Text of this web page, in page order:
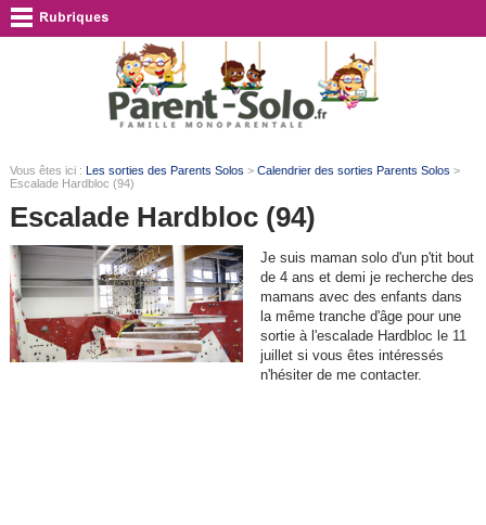
Vous êtes ici : Les sorties des Parents Solos > Calendrier des sorties Parents Solos >
Escalade Hardbloc (94)
Escalade Hardbloc (94)
Je suis maman solo d'un p'tit bout
de 4 ans et demi je recherche des
mamans avec des enfants dans
la même tranche d'âge pour une
sortie à l'escalade Hardbloc le 11
juillet si vous êtes intéressés
n'hésiter de me contacter.